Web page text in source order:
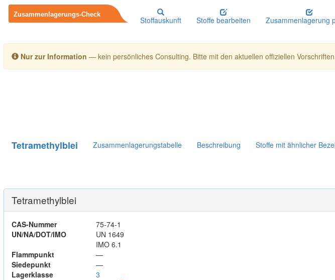
Stoffauskunft Stoffe bearbeiten Zusammenlagerung
Nur zur Information — kein persönliches Consulting. Bitte mit den aktuellen offiziellen
Tetramethylblei Zusammenlagerungstabelle Beschreibung Stoffe mit ähnlicher
Tetramethylblei
CAS-Nummer
75-74-1
UN/NA/DOT/IMO
UN 1649
IMO 6.1
Flammpunkt
—
Siedepunkt
—
Lagerklasse
3